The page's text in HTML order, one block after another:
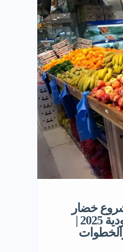
الرقيمة في
خيارا
وكالة سفر
خضار
وفواكه في السعودية 2025 |
والخطوات